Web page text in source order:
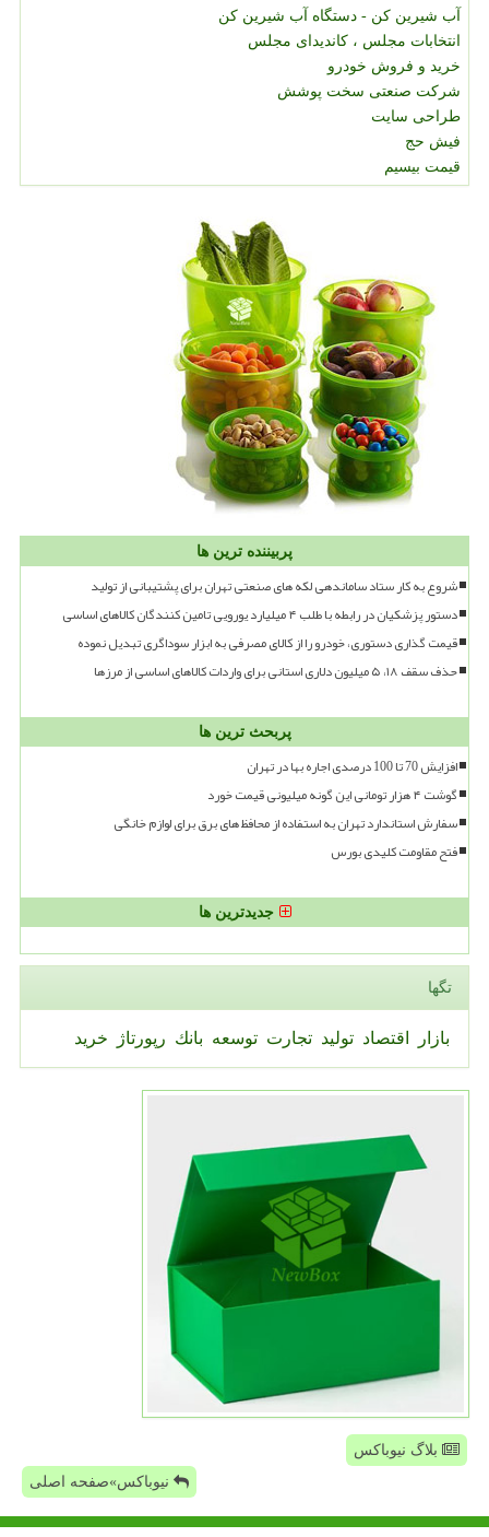
آب شیرین کن - دستگاه آب شیرین کن
انتخابات مجلس ، کاندیدای مجلس
خرید و فروش خودرو
شرکت صنعتی سخت پوشش
طراحی سایت
فیش حج
قیمت بیسیم
پربیننده ترین ها
شروع به کار ستاد ساماندهی لکه های صنعتی تهران برای پشتیبانی از تولید
دستور پزشکیان در رابطه با طلب ۴ میلیارد یورویی تامین کنندگان کالاهای اساسی
قیمت گذاری دستوری، خودرو را از کالای مصرفی به ابزار سوداگری تبدیل نموده
حذف سقف ۱۸، ۵ میلیون دلاری استانی برای واردات کالاهای اساسی از مرزها
پربحث ترین ها
افزایش 70 تا 100 درصدی اجاره بها در تهران
گوشت ۴ هزار تومانی این گونه میلیونی قیمت خورد
سفارش استاندارد تهران به استفاده از محافظ های برق برای لوازم خانگی
فتح مقاومت کلیدی بورس
جدیدترین ها
تگها
بازار اقتصاد تولید تجارت توسعه بانك رپورتاژ خرید
بلاگ نیوباکس
نیوباکس»صفحه اصلی